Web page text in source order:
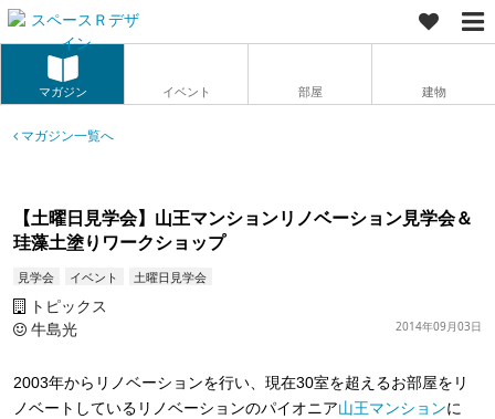
マガジン イベント 部屋 建物
マガジン一覧へ
【土曜日見学会】山王マンションリノベーション見学会＆
珪藻土塗りワークショップ
見学会 イベント 土曜日見学会
トピックス
牛島光
2014年09月03日
2003年からリノベーションを行い、現在30室を超えるお部屋をリ
ノベートしているリノベーションのパイオニア山王マンションに